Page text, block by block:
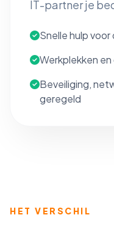
IT-partner je
Snelle hulp
Werkplekken
Beveiliging,
geregeld
HET VERSCHIL